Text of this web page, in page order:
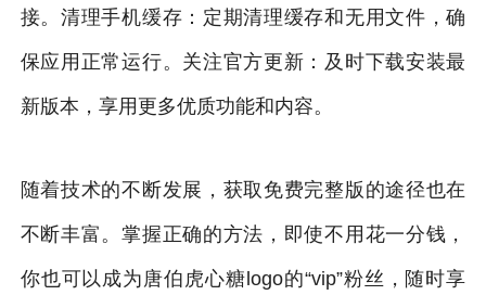
接。清理手机缓存：定期清理缓存和无用文件，确
保应用正常运行。关注官方更新：及时下载安装最
新版本，享用更多优质功能和内容。
随着技术的不断发展，获取免费完整版的途径也在
不断丰富。掌握正确的方法，即使不用花一分钱，
你也可以成为唐伯虎心糖logo的“vip”粉丝，随时享